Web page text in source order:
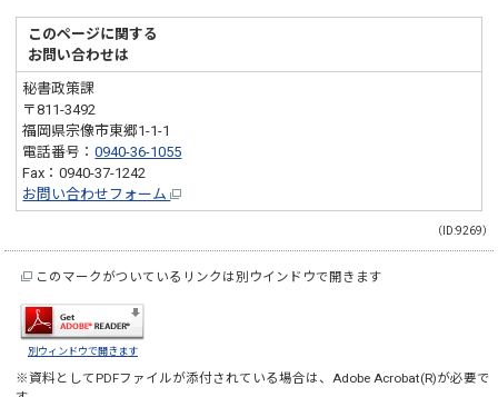
このページに関する
お問い合わせは
秘書政策課
〒811-3492
福岡県宗像市東郷1-1-1
電話番号：0940-36-1055
Fax：0940-37-1242
お問い合わせフォーム
（ID:9269）
このマークがついているリンクは別ウインドウで開きます
別ウィンドウで開きます
※資料としてPDFファイルが添付されている場合は、Adobe Acrobat(R)が必要で